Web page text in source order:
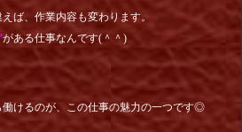
ば、作業内容も変わります。
がある仕事なんです(＾＾)
けるのが、この仕事の魅力の一つです◎